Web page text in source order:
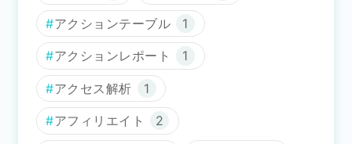
アクションテーブル 1
アクションレポート 1
アクセス解析 1
アフィリエイト 2